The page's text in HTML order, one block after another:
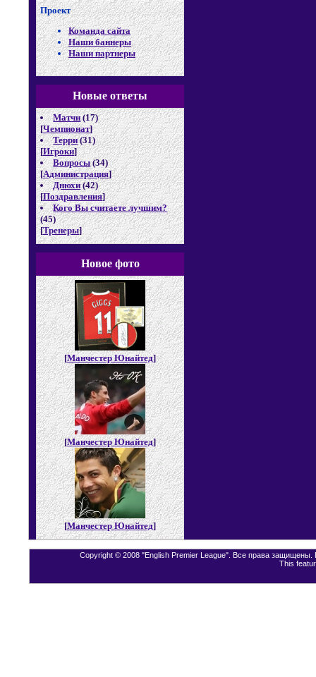
Проект
Команда сайта
Наши баннеры
Наши партнеры
Новые ответы
Матчи (17)
[Чемпионат]
Терри (31)
[Игроки]
Вопросы (34)
[Администрация]
Днюхи (42)
[Поздравления]
Кого Вы считаете лучшим?
(45)
[Тренеры]
Новое фото
[Манчестер Юнайтед]
[Манчестер Юнайтед]
[Манчестер Юнайтед]
Copyright © 2008 "English Premier League". Все права защищены.
This